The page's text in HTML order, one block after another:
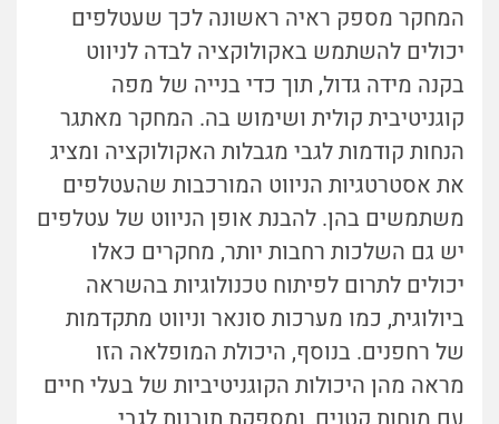
המחקר מספק ראיה ראשונה לכך שעטלפים
יכולים להשתמש באקולוקציה לבדה לניווט
בקנה מידה גדול, תוך כדי בנייה של מפה
קוגניטיבית קולית ושימוש בה. המחקר מאתגר
הנחות קודמות לגבי מגבלות האקולוקציה ומציג
את אסטרטגיות הניווט המורכבות שהעטלפים
משתמשים בהן. להבנת אופן הניווט של עטלפים
יש גם השלכות רחבות יותר, מחקרים כאלו
יכולים לתרום לפיתוח טכנולוגיות בהשראה
ביולוגית, כמו מערכות סונאר וניווט מתקדמות
של רחפנים. בנוסף, היכולת המופלאה הזו
מראה מהן היכולות הקוגניטיביות של בעלי חיים